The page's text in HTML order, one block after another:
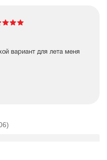
вариант для лета меня